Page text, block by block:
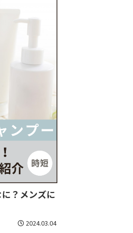
？メンズに
2024.03.04